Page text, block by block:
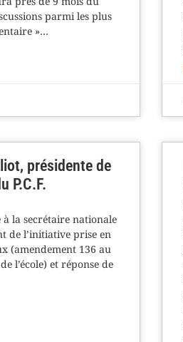
parmi les plus
»…
présidente de
P.C.F.
la secrétaire nationale
de l’initiative prise en
(amendement 136 au
l’école) et réponse de